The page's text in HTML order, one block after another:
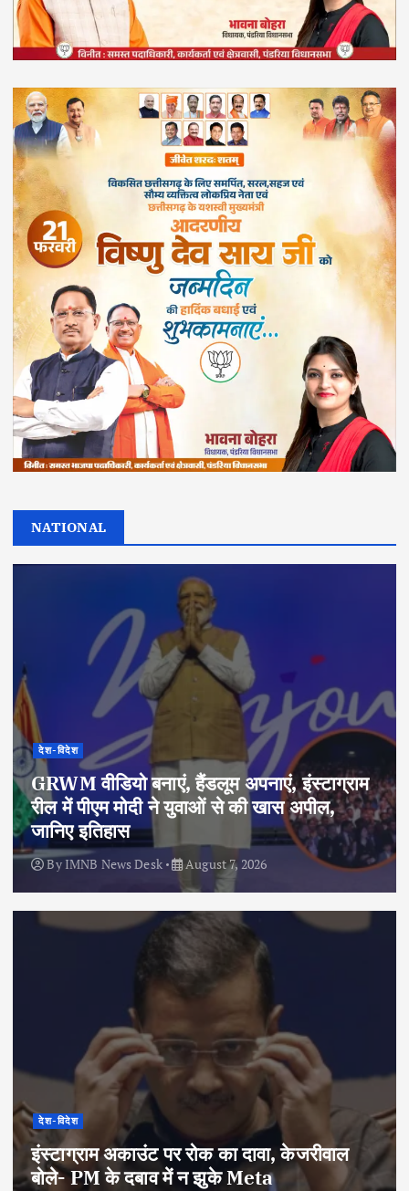
NATIONAL
देश-विदेश
GRWM वीडियो बनाएं, हैंडलूम अपनाएं, इंस्टाग्राम
रील में पीएम मोदी ने युवाओं से की खास अपील,
जानिए इतिहास
By IMNB News Desk August 7, 2026
देश-विदेश
इंस्टाग्राम अकाउंट पर रोक का दावा, केजरीवाल
बोले- PM के दबाव में न झुके Meta